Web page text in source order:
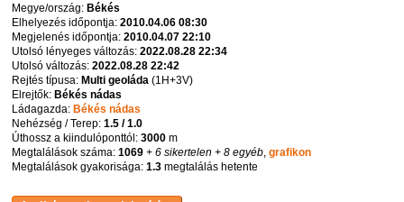
Megye/ország: Békés
Elhelyezés időpontja:2010.04.06 08:30
Megjelenés időpontja:2010.04.07 22:10
Utolsó lényeges változás:2022.08.28 22:34
Utolsó változás:2022.08.28 22:42
Rejtés típusa: Multi geoláda (1H+3V)
Elrejtők: Békés nádas
Ládagazda: Békés nádas
Nehézség / Terep:1.5 / 1.0
Úthossz a kiindulóponttól:3000 m
Megtalálások száma:1069 + 6 sikertelen + 8 egyéb,grafikon
Megtalálások gyakorisága:1.3 megtalálás hetente